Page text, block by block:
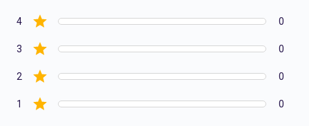
4 0
3 0
2 0
1 0